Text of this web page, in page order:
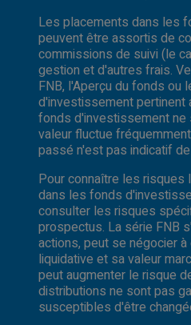
Les placements dans les
peuvent être assortis de
commissions de suivi (le
gestion et d'autres frais.
FNB, l'Aperçu du fonds
d'investissement pertinent
fonds d'investissement ne
valeur fluctue
passé n'est pas indicatif
Pour connaître les risques
dans les fonds
consulter les risques
prospectus. La série FNB
actions, peut se négocier
liquidative et sa valeur
peut augmenter le risque
distributions ne sont pas
susceptibles d'être